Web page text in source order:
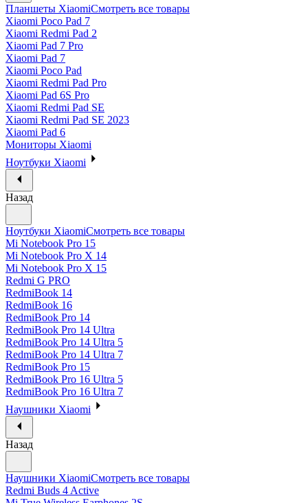
Планшеты XiaomiСмотреть все товары
Xiaomi Poco Pad 7
Xiaomi Redmi Pad 2
Xiaomi Pad 7 Pro
Xiaomi Pad 7
Xiaomi Poco Pad
Xiaomi Redmi Pad Pro
Xiaomi Pad 6S Pro
Xiaomi Redmi Pad SE
Xiaomi Redmi Pad SE 2023
Xiaomi Pad 6
Мониторы Xiaomi
Ноутбуки Xiaomi
Назад
Ноутбуки XiaomiСмотреть все товары
Mi Notebook Pro 15
Mi Notebook Pro X 14
Mi Notebook Pro X 15
Redmi G PRO
RedmiBook 14
RedmiBook 16
RedmiBook Pro 14
RedmiBook Pro 14 Ultra
RedmiBook Pro 14 Ultra 5
RedmiBook Pro 14 Ultra 7
RedmiBook Pro 15
RedmiBook Pro 16 Ultra 5
RedmiBook Pro 16 Ultra 7
Наушники Xiaomi
Назад
Наушники XiaomiСмотреть все товары
Redmi Buds 4 Active